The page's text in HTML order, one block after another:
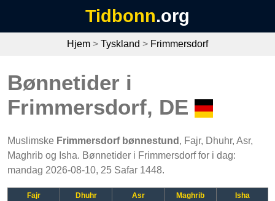
Tidbonn.org
Hjem > Tyskland > Frimmersdorf
Bønnetider i
Frimmersdorf, DE
Muslimske Frimmersdorf bønnestund , Fajr, Dhuhr, Asr,
Maghrib og Isha. Bønnetider i Frimmersdorf for i dag:
mandag 2026-08-10, 25 Safar 1448.
Fajr Dhuhr Asr Maghrib
Isha